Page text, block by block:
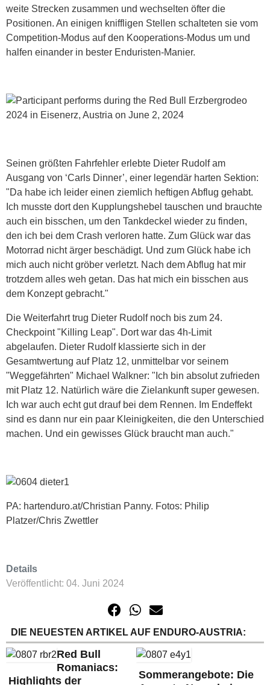
weite Strecken zusammen und wechselten öfter die
Positionen. An einigen kniffligen Stellen schalteten sie vom
Competition-Modus auf den Kooperations-Modus um und
halfen einander in bester Enduristen-Manier.
Seinen größten Fahrfehler erlebte Dieter Rudolf am
Ausgang von ‘Carls Dinner’, einer legendär harten Sektion:
"Da habe ich leider einen ziemlich heftigen Abflug gehabt.
Ich musste dort den Kupplungshebel tauschen und brauchte
auch ein bisschen, um den Tankdeckel wieder zu finden,
den ich bei dem Crash verloren hatte. Zum Glück war das
Motorrad nicht ärger beschädigt. Und zum Glück habe ich
mich auch nicht gröber verletzt. Nach dem Abflug hat mir
trotzdem alles weh getan. Das hat mich ein bisschen aus
dem Konzept gebracht."
Die Weiterfahrt trug Dieter Rudolf noch bis zum 24.
Checkpoint "Killing Leap". Dort war das 4h-Limit
abgelaufen. Dieter Rudolf klassierte sich in der
Gesamtwertung auf Platz 12, unmittelbar vor seinem
"Weggefährten" Michael Walkner: "Ich bin absolut zufrieden
mit Platz 12. Natürlich wäre die Zielankunft super gewesen.
Ich war auch echt gut drauf bei dem Rennen. Im Endeffekt
sind es dann nur ein paar Kleinigkeiten, die den Unterschied
machen. Und ein gewisses Glück braucht man auch."
PA: hartenduro.at/Christian Panny. Fotos: Philip
Platzer/Chris Zwettler
Details
Veröffentlicht: 04. Juni 2024
DIE NEUESTEN ARTIKEL AUF ENDURO-AUSTRIA:
Red Bull
Romaniacs:
Highlights der
Sommerangebote: Die